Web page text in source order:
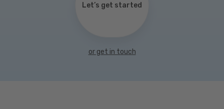
Let’s get started
or get in touch